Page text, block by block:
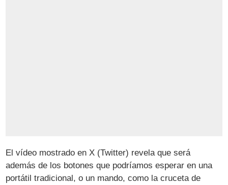
El vídeo mostrado en X (Twitter) revela que será
además de los botones que podríamos esperar en una
portátil tradicional, o un mando, como la cruceta de